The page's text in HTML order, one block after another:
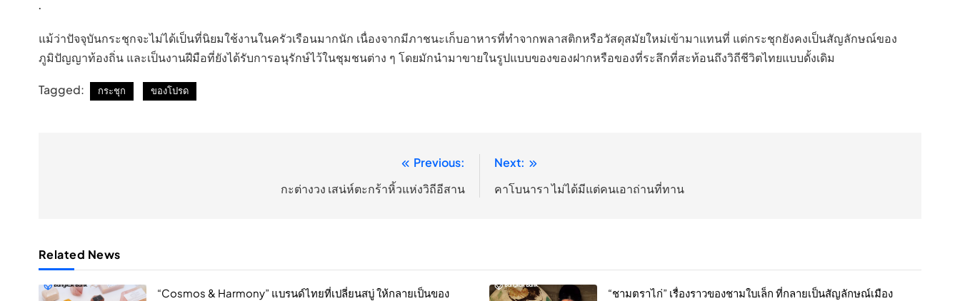
.
แม้ว่าปัจจุบันกระชุกจะไม่ได้เป็นที่นิยมใช้งานในครัวเรือนมากนัก เนื่องจากมีภาชนะเก็บอาหารที่ทำจากพลาสติกหรือวัสดุสมัยใหม่เข้ามาแทนที่ แต่กระชุกยังคงเป็นสัญลักษณ์ของ
ภูมิปัญญาท้องถิ่น และเป็นงานฝีมือที่ยังได้รับการอนุรักษ์ไว้ในชุมชนต่าง ๆ โดยมักนำมาขายในรูปแบบของของฝากหรือของที่ระลึกที่สะท้อนถึงวิถีชีวิตไทยแบบดั้งเดิม
Tagged: กระชุก ของโปรด
Previous:
กะต่างวง เสน่ห์ตะกร้าหิ้วแห่งวิถีอีสาน
Next:
คาโบนารา ไม่ได้มีแต่คนเอาถ่านที่ทาน
Related News
“Cosmos & Harmony” แบรนด์ไทยที่เปลี่ยนสบู่ ให้กลายเป็นของ
“ชามตราไก่” เรื่องราวของชามใบเล็ก ที่กลายเป็นสัญลักษณ์เมือง